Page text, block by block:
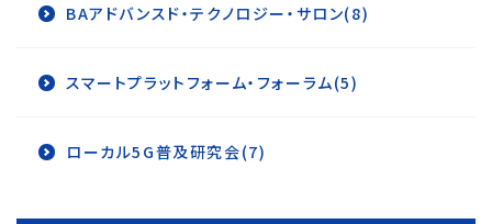
BAアドバンスド・テクノロジー・サロン(8)
スマートプラットフォーム・フォーラム(5)
ローカル5G普及研究会(7)